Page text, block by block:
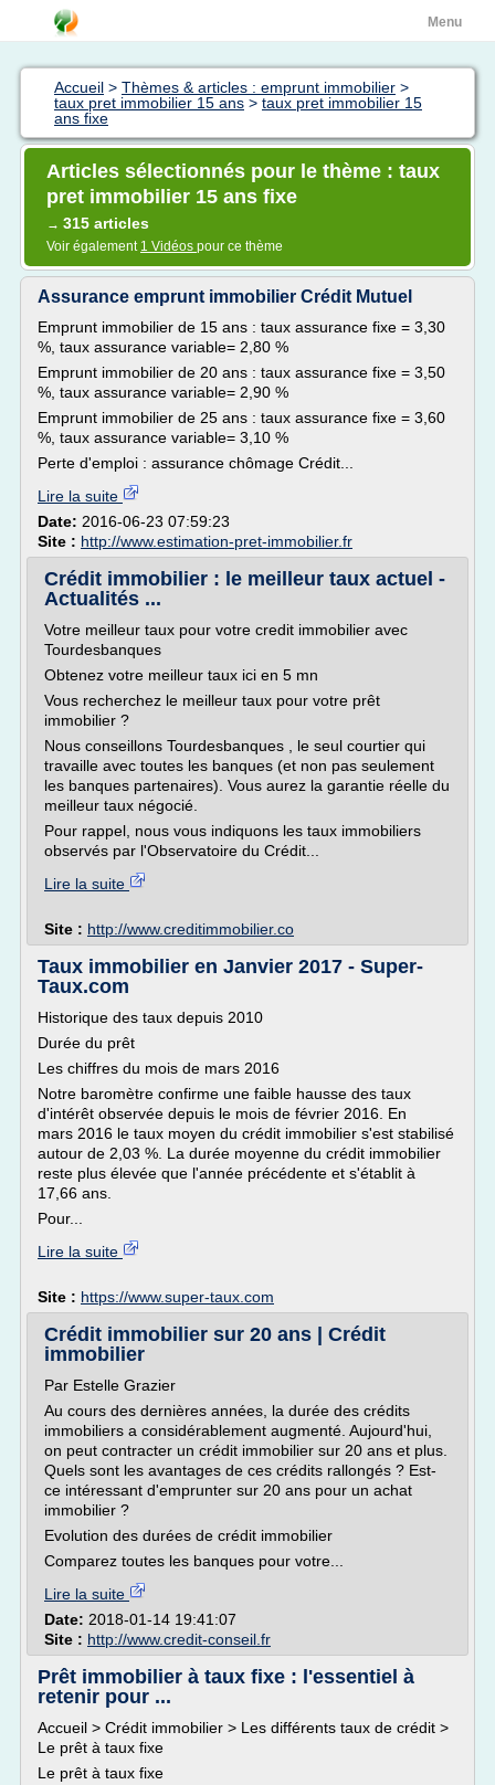
Menu
Accueil > Thèmes & articles : emprunt immobilier >
taux pret immobilier 15 ans > taux pret immobilier 15
ans fixe
Articles sélectionnés pour le thème : taux
pret immobilier 15 ans fixe
→ 315 articles
Voir également 1 Vidéos pour ce thème
Assurance emprunt immobilier Crédit Mutuel
Emprunt immobilier de 15 ans : taux assurance fixe = 3,30
%, taux assurance variable= 2,80 %
Emprunt immobilier de 20 ans : taux assurance fixe = 3,50
%, taux assurance variable= 2,90 %
Emprunt immobilier de 25 ans : taux assurance fixe = 3,60
%, taux assurance variable= 3,10 %
Perte d'emploi : assurance chômage Crédit...
Lire la suite
Date: 2016-06-23 07:59:23
Site : http://www.estimation-pret-immobilier.fr
Crédit immobilier : le meilleur taux actuel -
Actualités ...
Votre meilleur taux pour votre credit immobilier avec
Tourdesbanques
Obtenez votre meilleur taux ici en 5 mn
Vous recherchez le meilleur taux pour votre prêt
immobilier ?
Nous conseillons Tourdesbanques , le seul courtier qui
travaille avec toutes les banques (et non pas seulement
les banques partenaires). Vous aurez la garantie réelle du
meilleur taux négocié.
Pour rappel, nous vous indiquons les taux immobiliers
observés par l'Observatoire du Crédit...
Lire la suite
Site : http://www.creditimmobilier.co
Taux immobilier en Janvier 2017 - Super-
Taux.com
Historique des taux depuis 2010
Durée du prêt
Les chiffres du mois de mars 2016
Notre baromètre confirme une faible hausse des taux
d'intérêt observée depuis le mois de février 2016. En
mars 2016 le taux moyen du crédit immobilier s'est stabilisé
autour de 2,03 %. La durée moyenne du crédit immobilier
reste plus élevée que l'année précédente et s'établit à
17,66 ans.
Pour...
Lire la suite
Site : https://www.super-taux.com
Crédit immobilier sur 20 ans | Crédit
immobilier
Par Estelle Grazier
Au cours des dernières années, la durée des crédits
immobiliers a considérablement augmenté. Aujourd'hui,
on peut contracter un crédit immobilier sur 20 ans et plus.
Quels sont les avantages de ces crédits rallongés ? Est-
ce intéressant d'emprunter sur 20 ans pour un achat
immobilier ?
Evolution des durées de crédit immobilier
Comparez toutes les banques pour votre...
Lire la suite
Date: 2018-01-14 19:41:07
Site : http://www.credit-conseil.fr
Prêt immobilier à taux fixe : l'essentiel à
retenir pour ...
Accueil > Crédit immobilier > Les différents taux de crédit >
Le prêt à taux fixe
Le prêt à taux fixe